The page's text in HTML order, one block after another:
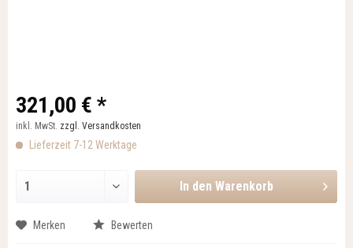
321,00 € *
inkl. MwSt. zzgl. Versandkosten
Lieferzeit 7-12 Werktage
In den Warenkorb
Merken Bewerten